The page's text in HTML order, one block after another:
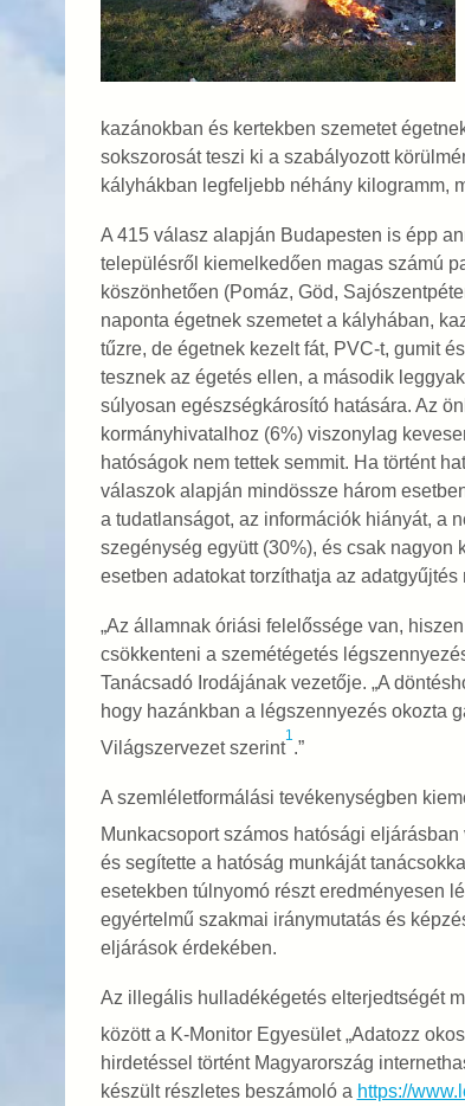
kazánokban és kertekben szemetet
sokszorosát teszi ki a szabályozott
kályhákban legfeljebb néhány kilogramm,
A 415 válasz alapján Budapesten is épp
településről kiemelkedően magas számú
köszönhetően (Pomáz, Göd,
naponta égetnek szemetet a kályhában,
tűzre, de égetnek kezelt fát, PVC-t, gumit
tesznek az égetés ellen, a második
súlyosan egészségkárosító hatására. Az
kormányhivatalhoz (6%) viszonylag
hatóságok nem tettek semmit. Ha történt
válaszok alapján mindössze három
a tudatlanságot, az információk hiányát, a
szegénység együtt (30%), és csak nagyon
esetben adatokat torzíthatja az adatgyűjtés
„Az államnak óriási felelőssége van,
csökkenteni a szemétégetés
Tanácsadó Irodájának vezetője. „A
hogy hazánkban a légszennyezés okozta
Világszervezet szerint
1
.”
A szemléletformálási tevékenységben
Munkacsoport számos hatósági eljárásban
és segítette a hatóság munkáját
esetekben túlnyomó részt eredményesen
egyértelmű szakmai iránymutatás és
eljárások érdekében.
Az illegális hulladékégetés elterjedtségét
között a K-Monitor Egyesület „Adatozz
hirdetéssel történt Magyarország
készült részletes beszámoló a https://